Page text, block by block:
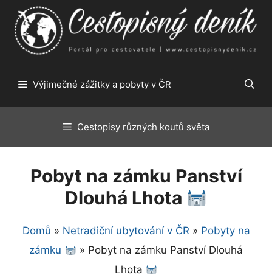
Přeskočit
obsah
Výjimečné zážitky a pobyty v ČR
Cestopisy různých koutů světa
Pobyt na zámku Panství
Dlouhá Lhota
Domů » Netradiční ubytování v ČR» Pobyty na
zámku
» Pobyt na zámku Panství Dlouhá
Lhota